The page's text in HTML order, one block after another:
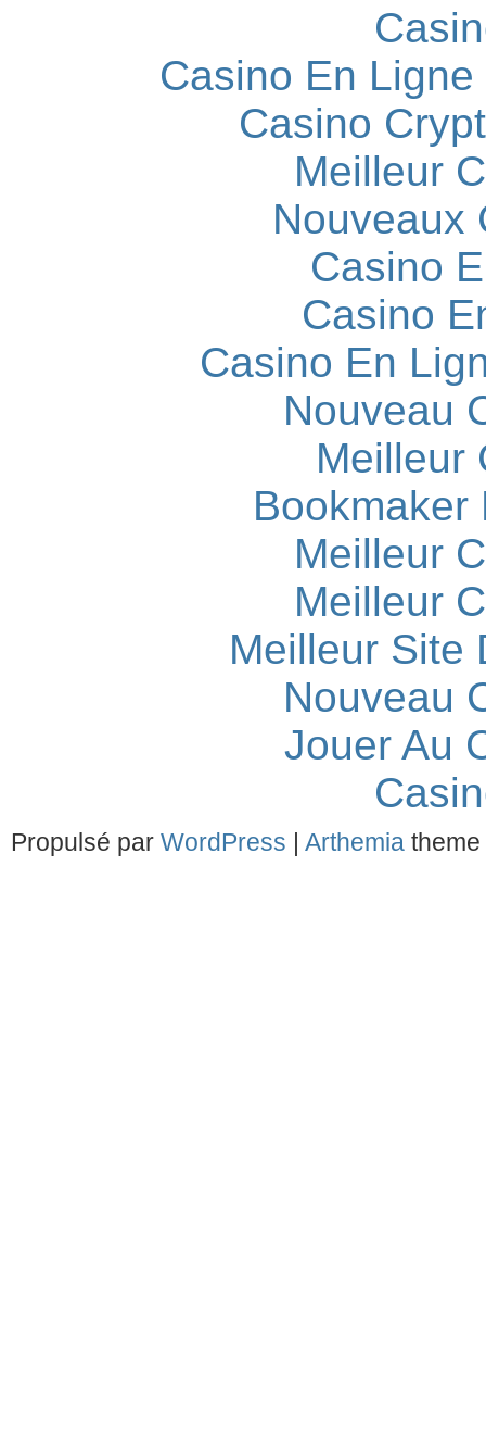
Casino En
Casino
Meilleur
Nouveaux
Casino
Casino
Casino En
Nouveau
Meilleur
Bookmaker
Meilleur
Meilleur
Meilleur Site
Nouveau
Jouer Au
Propulsé par WordPress | Arthemia